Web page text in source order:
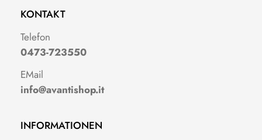
KONTAKT
Telefon
0473-723550
EMail
info@avantishop.it
INFORMATIONEN